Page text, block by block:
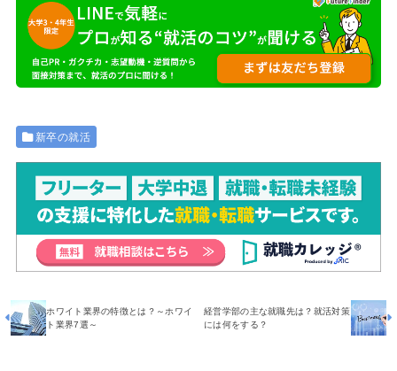
新卒の就活
ホワイト業界の特徴とは？～ホワイ
ト業界7選～
経営学部の主な就職先は？就活対策
には何をする？